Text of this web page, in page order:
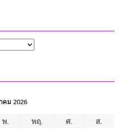
พานทอง
หน
ให้
คม 2026
พ. พฤ. ศ.
ส.